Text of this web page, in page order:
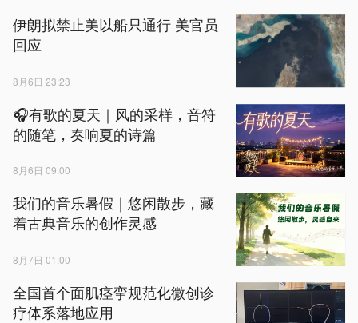
伊朗拟禁止美以船只通行 美官员
回应
8月6日 23:23
🎧有歌的夏天｜风的采样，音符
的随笔，奏响夏的诗篇
8月6日 09:00
我们的音乐暑假｜悠闲散步，藏
着古典音乐的创作灵感
8月7日 01:00
全国首个面肌痉挛规范化微创诊
疗体系落地应用